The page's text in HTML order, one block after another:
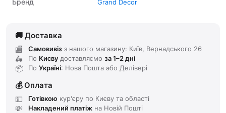
Бренд Grand Decor
Доставка
Самовивіз з нашого магазину: Київ, Вернадського 26
По Києву доставляємо за 1–2 дні
По Україні: Нова Пошта або Делівері
Оплата
Готівкою кур'єру по Києву та області
Накладений платіж на Новій Пошті